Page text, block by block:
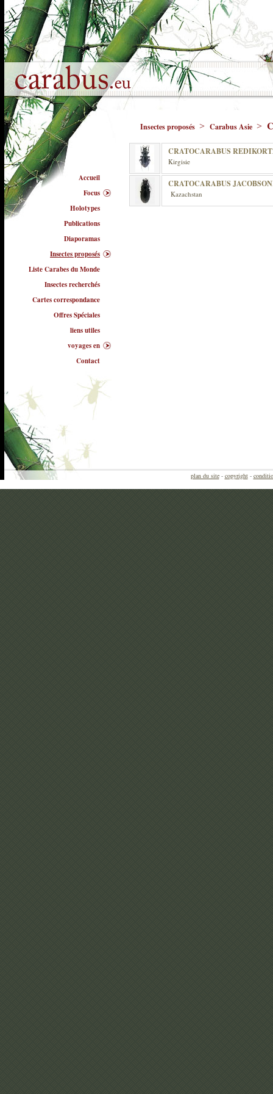
Accueil
Focus
Holotypes
Publications
Diaporamas
Insectes proposés
Liste Carabes du Monde
Insectes recherchés
Cartes correspondance
Offres Spéciales
liens utiles
voyages en
Contact
Insectes proposés > Carabus Asie >
CRATOCARABUS
Kirgisie
CRATOCARABUS
Kazachstan
plan du site- copyright-